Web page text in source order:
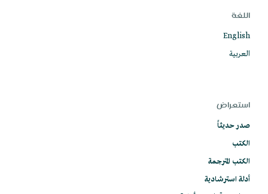
اللغة
English
العربية
استعراض
صدر حديثاً
الكتب
الكتب المترجمة
أدلة استرشادية